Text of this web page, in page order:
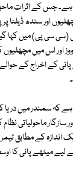
ہے۔ جس کے اثرات
(سی سی پی) میں کہا
اور اس میں مچھلیوں
کے اخراج کے
ہے کہ سمندر میں
ماحولیاتی
اندازہ کے مطابق